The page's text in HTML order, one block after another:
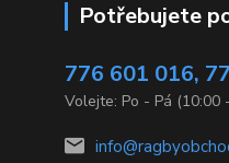
Potřebujete
776 601 016,
Volejte: Po - Pá (10:00